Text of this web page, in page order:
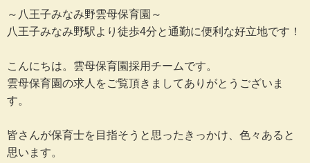
～八王子みなみ野雲母保育園～
八王子みなみ野駅より徒歩4分と通勤に便利な好立地です！
こんにちは。雲母保育園採用チームです。
雲母保育園の求人をご覧頂きましてありがとうございま
す。
皆さんが保育士を目指そうと思ったきっかけ、色々あると
思います。